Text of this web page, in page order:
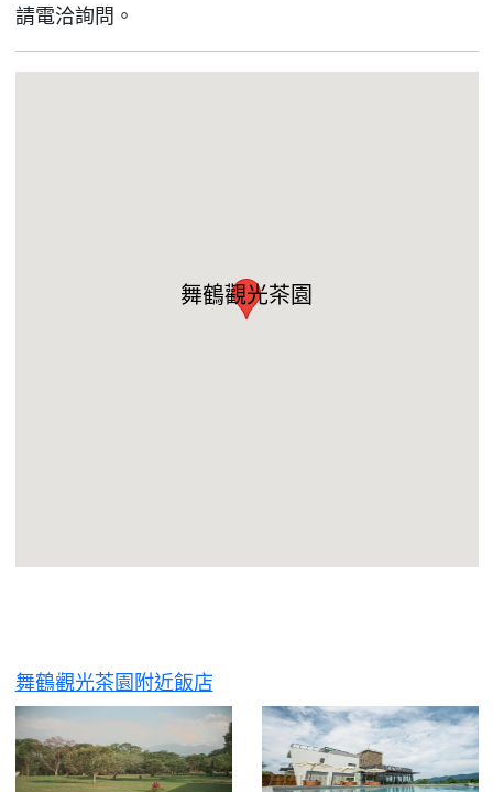
請電洽詢問。
舞鶴觀光茶園
舞鶴觀光茶園附近飯店